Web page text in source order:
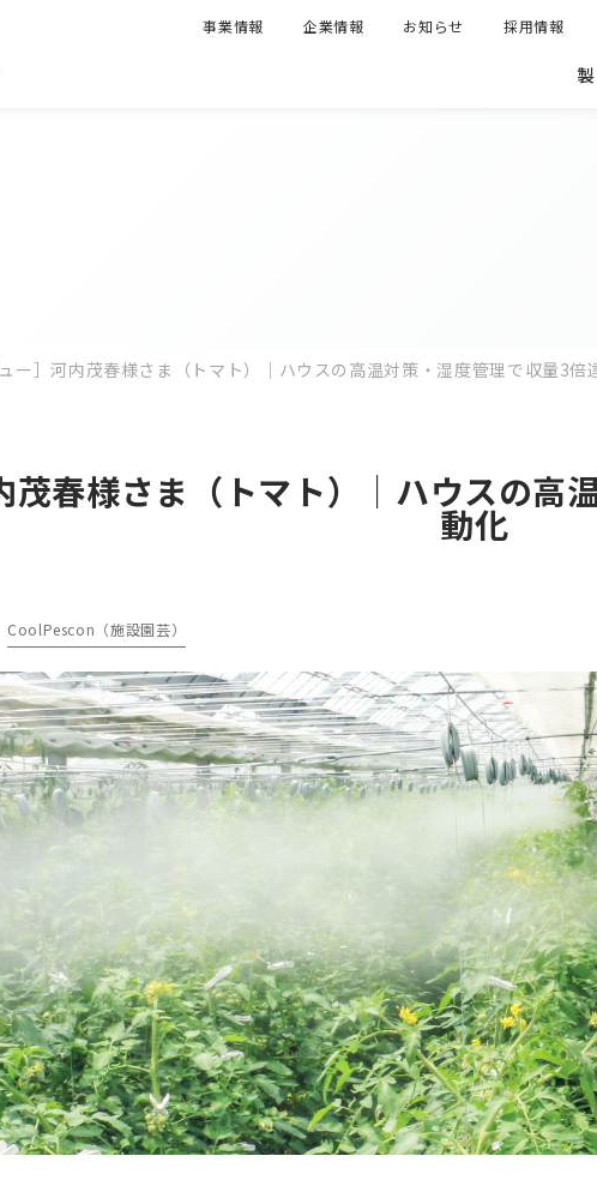
事業情報 企業情報 お知らせ 採用情報
ュー］河内茂春様さま（トマト）｜ハウスの高温対策・湿度管理で収量3
茂春様さま（トマト）｜ハウスの
動化
CoolPescon（施設園芸）